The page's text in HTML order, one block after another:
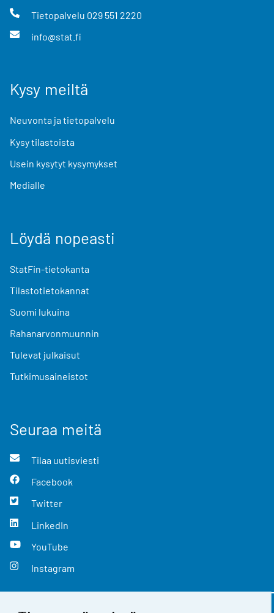
Tietopalvelu 029 551 2220
info@stat.fi
Kysy meiltä
Neuvonta ja tietopalvelu
Kysy tilastoista
Usein kysytyt kysymykset
Medialle
Löydä nopeasti
StatFin-tietokanta
Tilastotietokannat
Suomi lukuina
Rahanarvonmuunnin
Tulevat julkaisut
Tutkimusaineistot
Seuraa meitä
Tilaa uutisviesti
Facebook
Twitter
LinkedIn
YouTube
Instagram